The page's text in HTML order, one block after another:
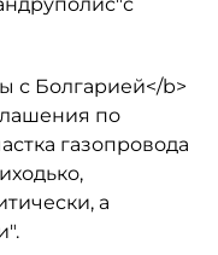
с Болгарией</b>
по
газопровода
а